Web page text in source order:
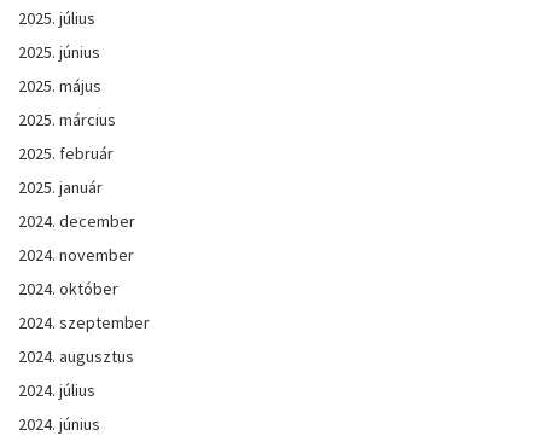
2025. július
2025. június
2025. május
2025. március
2025. február
2025. január
2024. december
2024. november
2024. október
2024. szeptember
2024. augusztus
2024. július
2024. június